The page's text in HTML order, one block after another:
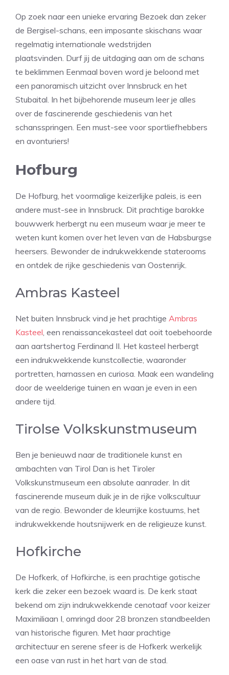
Op zoek naar een unieke ervaring Bezoek dan zeker
de Bergisel-schans, een imposante skischans waar
regelmatig internationale wedstrijden
plaatsvinden. Durf jij de uitdaging aan om de schans
te beklimmen Eenmaal boven word je beloond met
een panoramisch uitzicht over Innsbruck en het
Stubaital. In het bijbehorende museum leer je alles
over de fascinerende geschiedenis van het
schansspringen. Een must-see voor sportliefhebbers
en avonturiers!
Hofburg
De Hofburg, het voormalige keizerlijke paleis, is een
andere must-see in Innsbruck. Dit prachtige barokke
bouwwerk herbergt nu een museum waar je meer te
weten kunt komen over het leven van de Habsburgse
heersers. Bewonder de indrukwekkende staterooms
en ontdek de rijke geschiedenis van Oostenrijk.
Ambras Kasteel
Net buiten Innsbruck vind je het prachtige Ambras
Kasteel, een renaissancekasteel dat ooit toebehoorde
aan aartshertog Ferdinand II. Het kasteel herbergt
een indrukwekkende kunstcollectie, waaronder
portretten, harnassen en curiosa. Maak een wandeling
door de weelderige tuinen en waan je even in een
andere tijd.
Tirolse Volkskunstmuseum
Ben je benieuwd naar de traditionele kunst en
ambachten van Tirol Dan is het Tiroler
Volkskunstmuseum een absolute aanrader. In dit
fascinerende museum duik je in de rijke volkscultuur
van de regio. Bewonder de kleurrijke kostuums, het
indrukwekkende houtsnijwerk en de religieuze kunst.
Hofkirche
De Hofkerk, of Hofkirche, is een prachtige gotische
kerk die zeker een bezoek waard is. De kerk staat
bekend om zijn indrukwekkende cenotaaf voor keizer
Maximiliaan I, omringd door 28 bronzen standbeelden
van historische figuren. Met haar prachtige
architectuur en serene sfeer is de Hofkerk werkelijk
een oase van rust in het hart van de stad.